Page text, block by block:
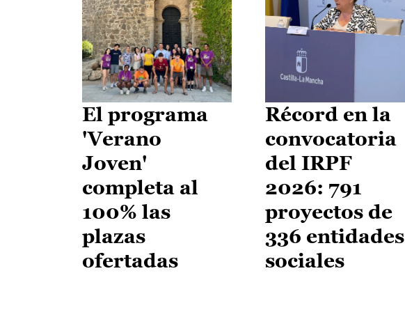
El programa
'Verano
Joven'
completa al
100% las
plazas
ofertadas
Récord en la
convocatoria
del IRPF
2026: 791
proyectos de
336 entidades
sociales